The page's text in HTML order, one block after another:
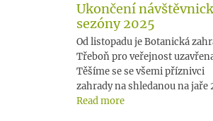
Ukončení
sezóny 2025
Od listopadu je Botanická
Třeboň pro veřejnost
Těšíme se se všemi příznivci
zahrady na shledanou na jaře
Read more